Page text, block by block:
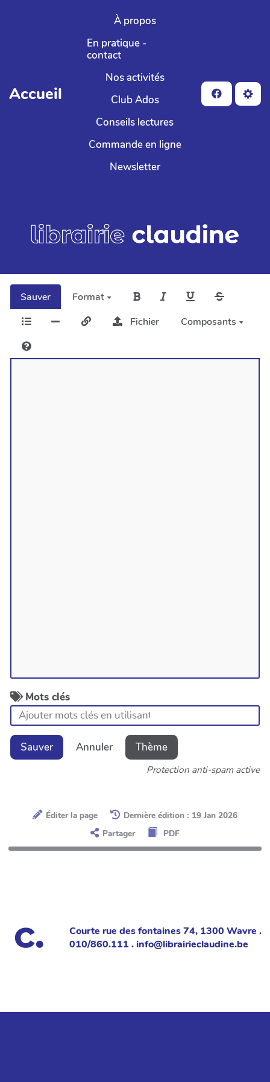
Aller au contenu principal
Accueil
À propos
En pratique -
contact
Nos activités
Club Ados
Conseils lectures
Commande en ligne
Newsletter
Sauver
Format
Fichier
Composants
Mots clés
Sauver Annuler Thème
Protection anti-spam active
Éditer la page
Dernière édition : 19 Jan 2026
Partager
PDF
Courte rue des fontaines 74, 1300 Wavre .
010/860.111 . info@librairieclaudine.be